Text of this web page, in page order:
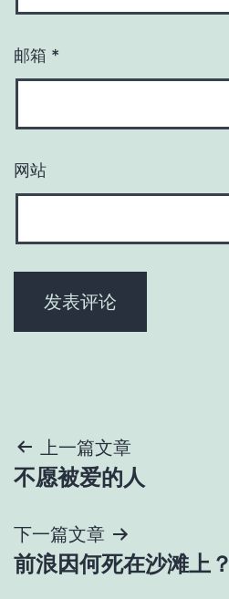
邮箱 *
网站
文
章
导
航
上一篇文章
不愿被爱的人
下一篇文章
前浪因何死在沙滩上？